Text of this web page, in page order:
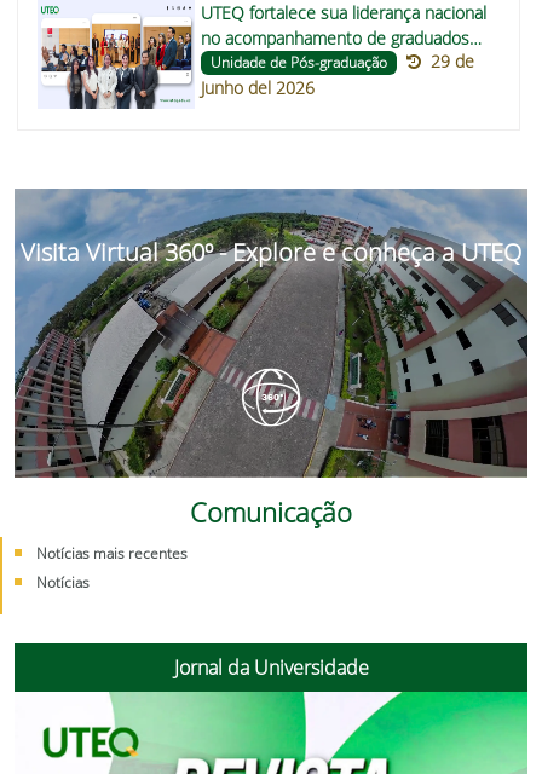
UTEQ fortalece sua liderança nacional
no acompanhamento de graduados
com participação na direção da
RENSEG
Unidade de Pós-graduação
29 de
Junho del 2026
Visita Virtual 360º - Explore e conheça a UTEQ
Comunicação
Notícias mais recentes
Notícias
Jornal da Universidade